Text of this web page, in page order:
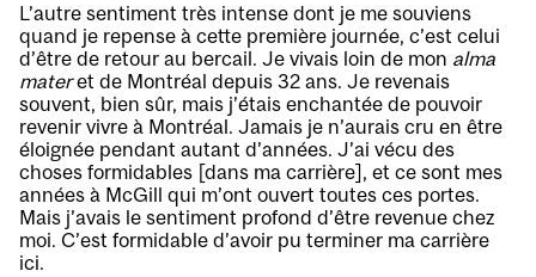
L’autre sentiment très intense dont je me souviens
quand je repense à cette première journée, c’est celui
d’être de retour au bercail. Je vivais loin de mon alma
materet de Montréal depuis 32 ans. Je revenais
souvent, bien sûr, mais j’étais enchantée de pouvoir
revenir vivre à Montréal. Jamais je n’aurais cru en être
éloignée pendant autant d’années. J’ai vécu des
choses formidables [dans ma carrière], et ce sont mes
années à McGill qui m’ont ouvert toutes ces portes.
Mais j’avais le sentiment profond d’être revenue chez
moi. C’est formidable d’avoir pu terminer ma carrière
ici.